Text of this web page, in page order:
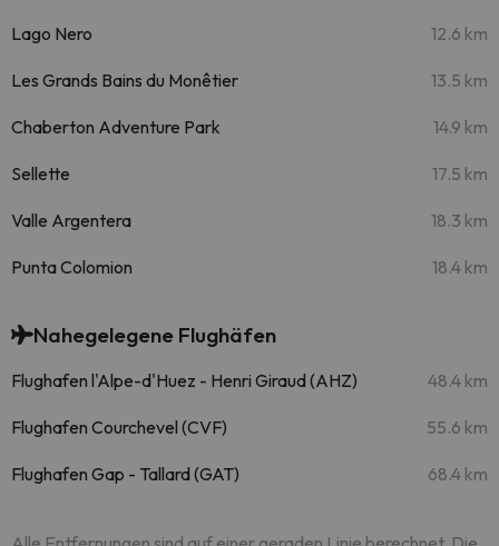
Lago Nero 12.6 km
Les Grands Bains du Monêtier 13.5 km
Chaberton Adventure Park 14.9 km
Sellette 17.5 km
Valle Argentera 18.3 km
Punta Colomion 18.4 km
Nahegelegene Flughäfen
Flughafen l'Alpe-d'Huez - Henri Giraud (AHZ) 48.4 km
Flughafen Courchevel (CVF) 55.6 km
Flughafen Gap - Tallard (GAT) 68.4 km